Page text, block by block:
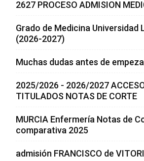
2627 PROCESO ADMISION
Grado de Medicina Universidad
(2026-2027)
Muchas dudas antes de
2025/2026 - 2026/2027
TITULADOS NOTAS DE CORTE
MURCIA Enfermería Notas de
comparativa 2025
admisión FRANCISCO de